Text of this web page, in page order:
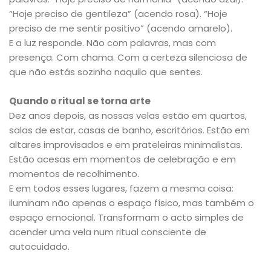
“Hoje preciso de gentileza” (acendo rosa). “Hoje
preciso de me sentir positivo” (acendo amarelo).
E a luz responde. Não com palavras, mas com
presença. Com chama. Com a certeza silenciosa de
que não estás sozinho naquilo que sentes.
Quando o ritual se torna arte
Dez anos depois, as nossas velas estão em quartos,
salas de estar, casas de banho, escritórios. Estão em
altares improvisados e em prateleiras minimalistas.
Estão acesas em momentos de celebração e em
momentos de recolhimento.
E em todos esses lugares, fazem a mesma coisa:
iluminam não apenas o espaço físico, mas também o
espaço emocional. Transformam o acto simples de
acender uma vela num ritual consciente de
autocuidado.